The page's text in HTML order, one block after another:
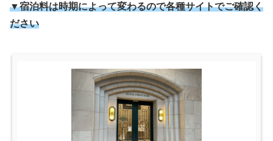
▼宿泊料は時期によって変わるので各種サイトでご確認く
ださい